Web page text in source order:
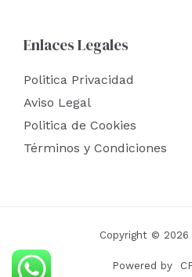
Enlaces Legales
Politica Privacidad
Aviso Legal
Politica de Cookies
Términos y Condiciones
Copyright © 2026
Powered by